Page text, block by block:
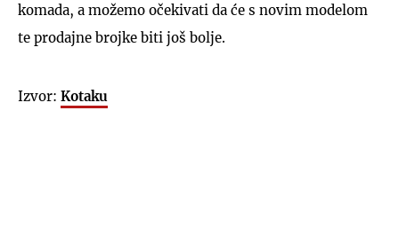
komada, a možemo očekivati da će s novim modelom
te prodajne brojke biti još bolje.
Izvor: Kotaku